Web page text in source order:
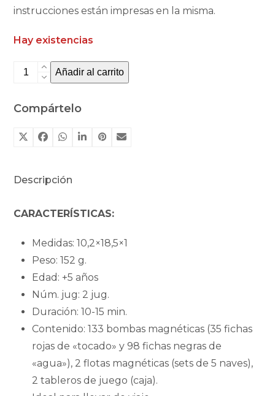
instrucciones están impresas en la misma.
Hay existencias
To
Batalla
magnético
Teddys
Añadir al carrito
Compártelo
Descripción
CARACTERÍSTICAS:
Medidas: 10,2×18,5×1
Peso: 152 g.
Edad: +5 años
Núm. jug: 2 jug.
Duración: 10-15 min.
Contenido: 133 bombas magnéticas (35 fichas
rojas de «tocado» y 98 fichas negras de
«agua»), 2 flotas magnéticas (sets de 5 naves),
2 tableros de juego (caja).